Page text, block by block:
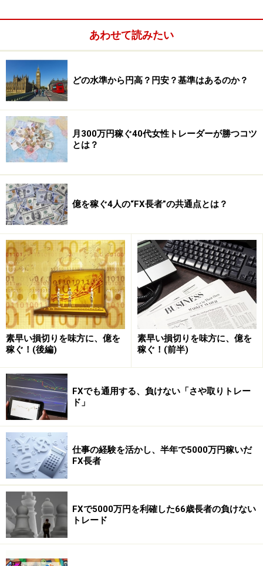
※記事内容は執筆時点のものです。最新の内容をご確認くださ
い。
本記事の内容は一般的な情報提供を目的としており、特定の金融
商品や投資行動を推奨するものではありません。
投資や資産運用に関する最終的なご判断はご自身の責任において
行ってください。
掲載情報の正確性・完全性については十分に配慮しております
が、その内容を保証するものではなく、これに基づく損失・損害
などについて当社は一切の責任を負いません。
最新の情報や詳細については、必ず各金融機関やサービス提供者
の公式情報をご確認ください。
あわせて読みたい
どの水準から円高？円安？基準はあるのか？
月300万円稼ぐ40代女性トレーダーが勝つコツ
とは？
億を稼ぐ4人の“FX長者”の共通点とは？
素早い損切りを味方に、億を
稼ぐ！(後編)
素早い損切りを味方に、億を
稼ぐ！(前半)
FXでも通用する、負けない「さや取りトレー
ド」
仕事の経験を活かし、半年で5000万円稼いだ
FX長者
FXで5000万円を利確した66歳長者の負けない
トレード